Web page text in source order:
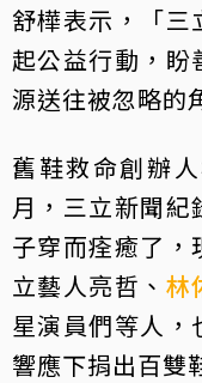
舒樺表示，「三
起公益行動，盼
源送往被忽略的
舊鞋救命創辦
月，三立新聞
子穿而痊癒了，
立藝人亮哲、 林
星演員們等人，
響應下捐出百雙